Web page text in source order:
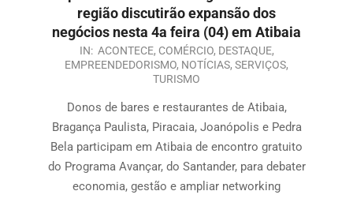
região discutirão expansão dos
negócios nesta 4a feira (04) em Atibaia
IN: ACONTECE, COMÉRCIO, DESTAQUE,
EMPREENDEDORISMO, NOTÍCIAS, SERVIÇOS,
TURISMO
Donos de bares e restaurantes de Atibaia,
Bragança Paulista, Piracaia, Joanópolis e Pedra
Bela participam em Atibaia de encontro gratuito
do Programa Avançar, do Santander, para debater
economia, gestão e ampliar networking